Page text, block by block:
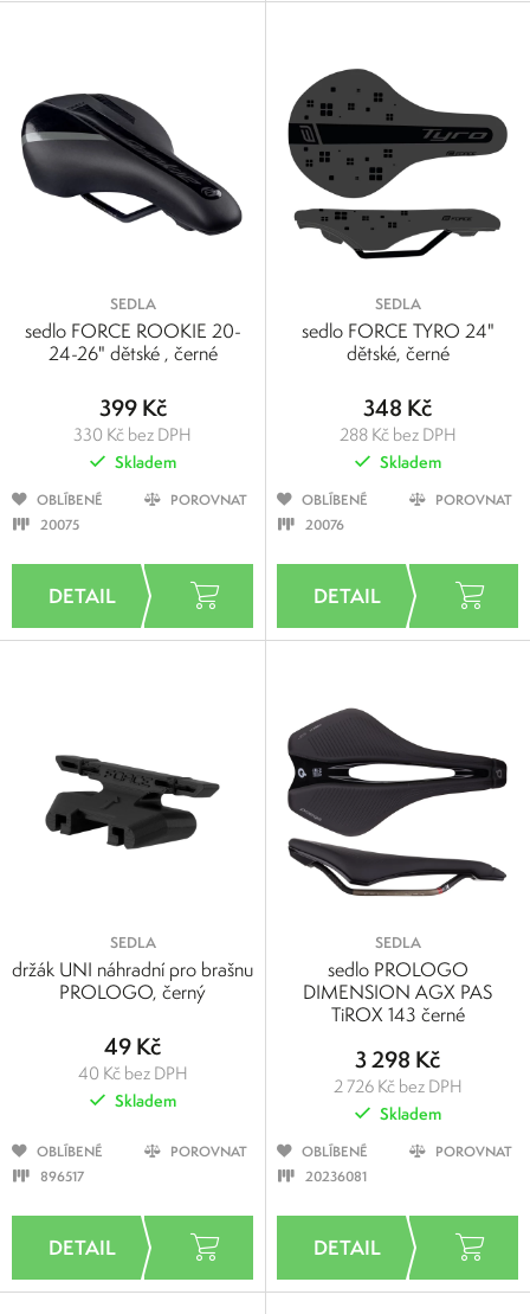
SEDLA
sedlo FORCE ROOKIE 20-
24-26" dětské , černé
399 Kč
330 Kč bez DPH
Skladem
OBLÍBENÉ
POROVNAT
20075
SEDLA
sedlo FORCE TYRO 24"
dětské, černé
348 Kč
288 Kč bez DPH
Skladem
OBLÍBENÉ
POROVNAT
20076
SEDLA
držák UNI náhradní pro brašnu
PROLOGO, černý
49 Kč
40 Kč bez DPH
Skladem
OBLÍBENÉ
POROVNAT
896517
SEDLA
sedlo PROLOGO
DIMENSION AGX PAS
TiROX 143 černé
3 298 Kč
2 726 Kč bez DPH
Skladem
OBLÍBENÉ
POROVNAT
20236081